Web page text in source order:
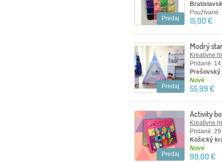
Predaj
Používané
15,00 €
Predaj
Modrý
Kreatívne
Pridané:
Prešovský
Nové
55,99 €
Predaj
Activity
Kreatívne
Pridané:
Košický
Nové
90,00 €